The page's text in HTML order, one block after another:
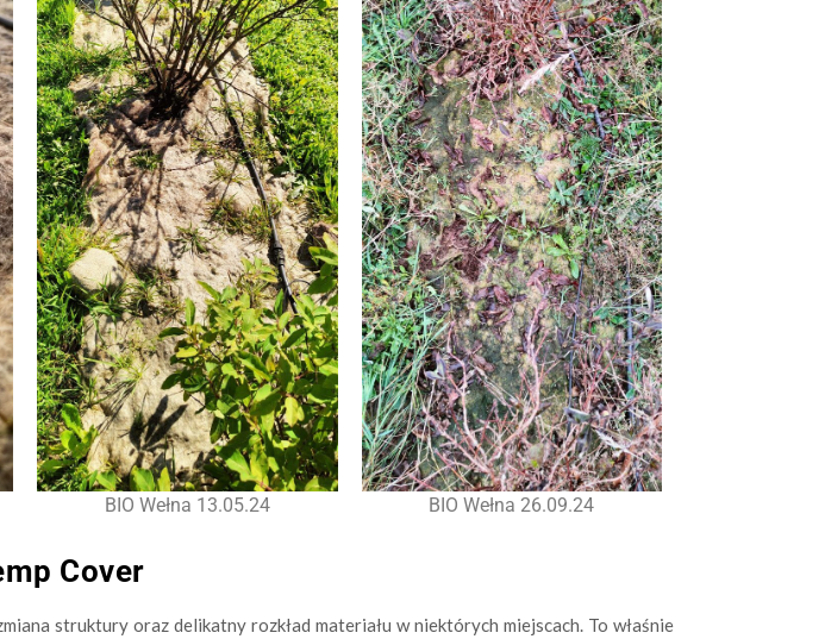
BIO Wełna 13.05.24 BIO Wełna 26.09.24
Cover
struktury oraz delikatny rozkład materiału w niektórych miejscach. To właśnie